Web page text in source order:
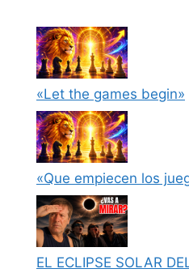
«Let the games begin»
«Que empiecen los
EL ECLIPSE SOLAR